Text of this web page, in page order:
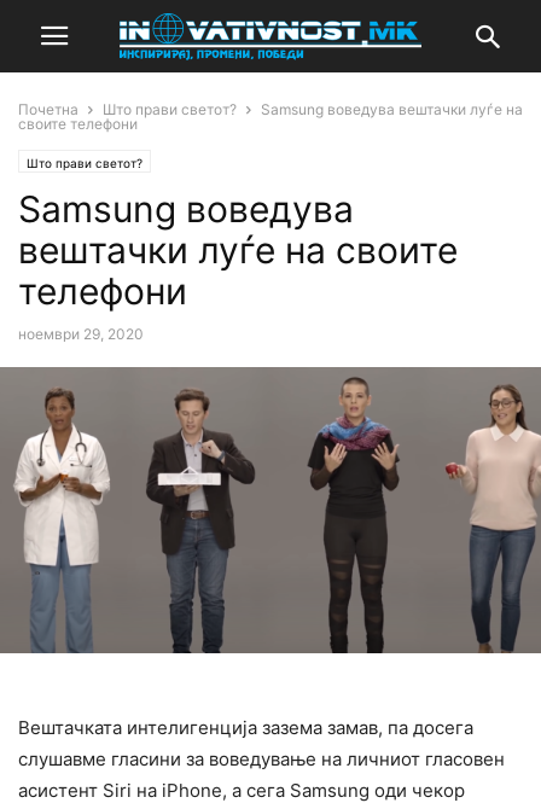
Почетна Што прави светот?
Samsung воведува вештачки луѓе на
своите телефони
Што прави светот?
Samsung воведува
вештачки луѓе на своите
телефони
ноември 29, 2020
Вештачката интелигенција зазема замав, па досега
слушавме гласини за воведување на личниот гласовен
асистент Siri на iPhone, а сега Samsung оди чекор